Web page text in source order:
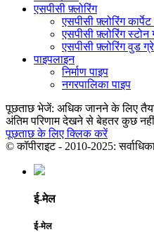
एसपीसी फ़्लोरिंग
एसपीसी फ़्लोरिंग
एसपीसी फ़्लोरिंग स्टोन
एसपीसी फ़्लोरिंग वुड
पाइपलाइन
निर्माण पाइप
नगरपालिका पाइप
पूछताछ भेजें: अधिक जानने के लिए
अंतिम परिणाम देखने से बेहतर कुछ
पूछताछ के लिए क्लिक करें
© कॉपीराइट - 2010-2025:
ई-मेल
ई-मेल